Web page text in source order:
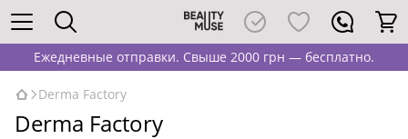
Ежедневные отправки. Свыше 2000 грн — бесплатно.
Derma Factory
Derma Factory